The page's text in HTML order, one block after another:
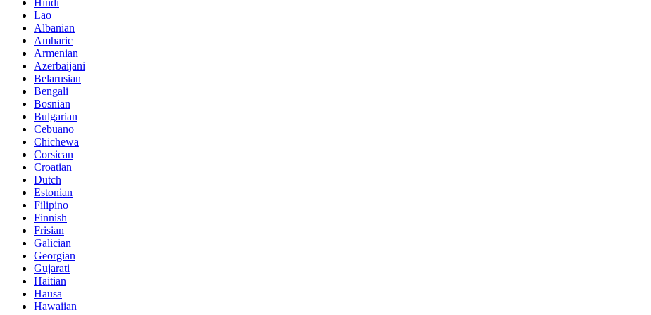
Hindi
Lao
Albanian
Amharic
Armenian
Azerbaijani
Belarusian
Bengali
Bosnian
Bulgarian
Cebuano
Chichewa
Corsican
Croatian
Dutch
Estonian
Filipino
Finnish
Frisian
Galician
Georgian
Gujarati
Haitian
Hausa
Hawaiian